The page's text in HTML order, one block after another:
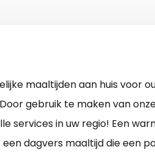
maaltijden aan huis voor
gebruik te maken van
services in uw regio! Een
dagvers maaltijd die een